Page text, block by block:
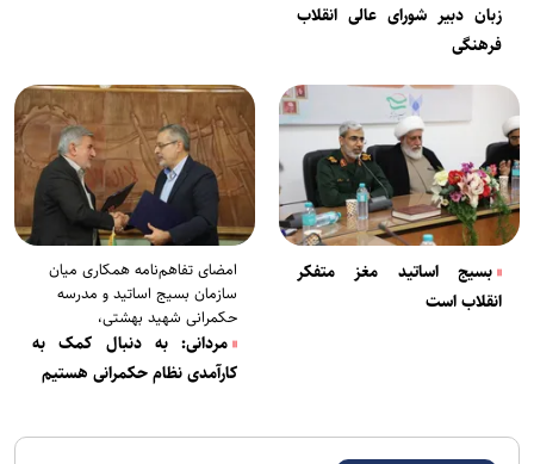
زبان دبیر شورای عالی انقلاب
فرهنگی
بسیج اساتید مغز متفکر
انقلاب است
امضای تفاهم‌نامه همکاری میان
سازمان بسیج اساتید و مدرسه
حکمرانی شهید بهشتی،
مردانی: به دنبال کمک به
کارآمدی نظام حکمرانی هستیم